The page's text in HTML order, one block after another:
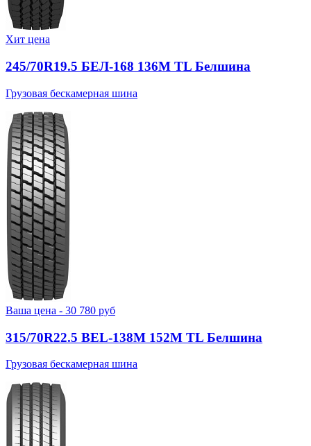
Хит цена
245/70R19.5 БЕЛ-168 136M TL Белшина
Грузовая бескамерная шина
Ваша цена - 30 780 руб
315/70R22.5 BEL-138М 152M TL Белшина
Грузовая бескамерная шина